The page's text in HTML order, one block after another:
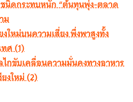
นิดกระทบหนัก “ต้นทุนพุ่ง-ตลาด
ม
ใหม่บนความเสี่ยง พึ่งพาสูงทั้ง
ศ (1)
ไกขับเคลื่อนความมั่นคงทางอาหาร
งใหม่ (2)